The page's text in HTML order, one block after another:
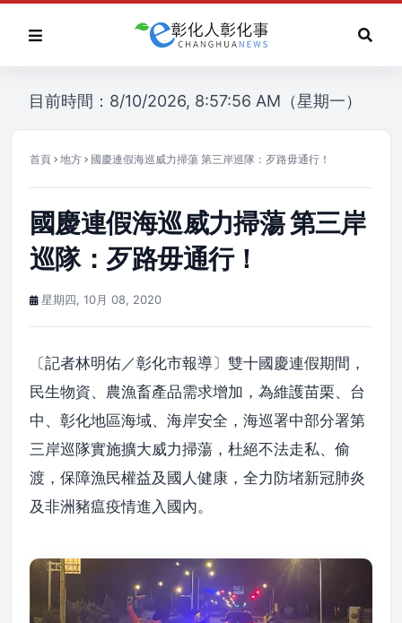
目前時間：8/10/2026, 8:57:56 AM（星期一）
首頁 地方 國慶連假海巡威力掃蕩 第三岸巡隊：歹路毋通行！
國慶連假海巡威力掃蕩 第三岸
巡隊：歹路毋通行！
星期四, 10月 08, 2020
〔記者林明佑／彰化市報導〕雙十國慶連假期間，
民生物資、農漁畜產品需求增加，為維護苗栗、台
中、彰化地區海域、海岸安全，海巡署中部分署第
三岸巡隊實施擴大威力掃蕩，杜絕不法走私、偷
渡，保障漁民權益及國人健康，全力防堵新冠肺炎
及非洲豬瘟疫情進入國內。